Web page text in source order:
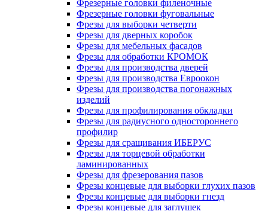
Фрезерные головки филеночные
Фрезерные головки фуговальные
Фрезы для выборки четверти
Фрезы для дверных коробок
Фрезы для мебельных фасадов
Фрезы для обработки КРОМОК
Фрезы для производства дверей
Фрезы для производства Евроокон
Фрезы для производства погонажных
изделий
Фрезы для профилирования обкладки
Фрезы для радиусного одностороннего
профилир
Фрезы для сращивания ИБЕРУС
Фрезы для торцевой обработки
ламинированных
Фрезы для фрезерования пазов
Фрезы концевые для выборки глухих пазов
Фрезы концевые для выборки гнезд
Фрезы концевые для заглушек